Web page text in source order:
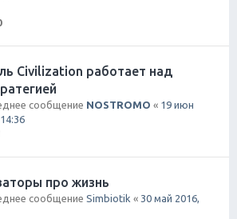
Civilization работает над
сообщение NOSTROMO « 19 июн
про жизнь
сообщение Simbiotik « 30 май 2016,